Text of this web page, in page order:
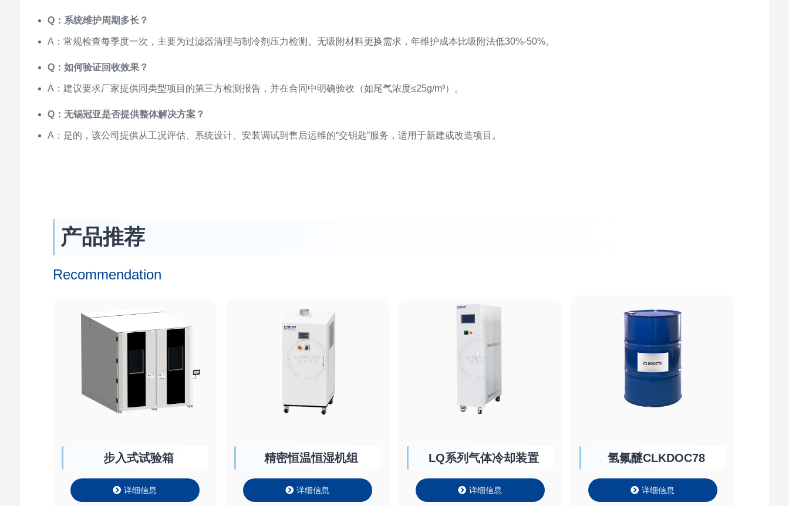
Q：系统维护周期多长？
A：常规检查每季度一次，主要为过滤器清理与制冷剂压力检测。无吸附材料更换需求，年维护成本比吸附法低30%-50%。
Q：如何验证回收效果？
A：建议要求厂家提供同类型项目的第三方检测报告，并在合同中明确验收（如尾气浓度≤25g/m³）。
Q：无锡冠亚是否提供整体解决方案？
A：是的，该公司提供从工况评估、系统设计、安装调试到售后运维的“交钥匙”服务，适用于新建或改造项目。
产品推荐
Recommendation
步入式试验箱
详细信息
精密恒温恒湿机组
详细信息
LQ系列气体冷却装置
详细信息
氢氟醚CLKDOC78
详细信息